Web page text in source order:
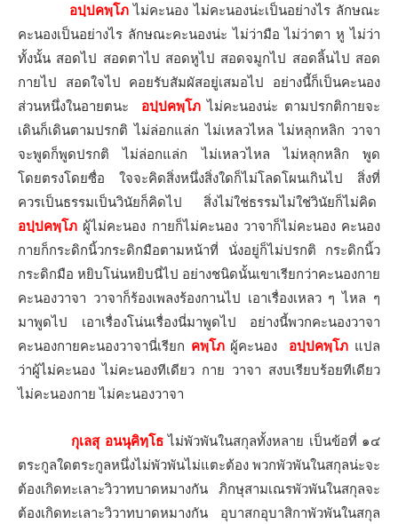
อปฺปคพฺโภไม่คะนอง ไม่คะนองน่ะเป็นอย่างไร ลักษณะ
คะนองเป็นอย่างไร ลักษณะคะนองน่ะ ไม่ว่ามือ ไม่ว่าตา หู ไม่ว่า
ทั้งนั้น สอดไป สอดตาไป สอดหูไป สอดจมูกไป สอดลิ้นไป สอด
กายไป สอดใจไป คอยรับสัมผัสอยู่เสมอไป อย่างนี้ก็เป็นคะนอง
ส่วนหนึ่งในอายตนะ อปฺปคพฺโภ ไม่คะนองน่ะ ตามปรกติกายจะ
เดินก็เดินตามปรกติ ไม่ล่อกแล่ก ไม่เหลวไหล ไม่หลุกหลิก วาจา
จะพูดก็พูดปรกติ ไม่ล่อกแล่ก ไม่เหลวไหล ไม่หลุกหลิก พูด
โดยตรงโดยซื่อ ใจจะคิดสิ่งหนึ่งสิ่งใดก็ไม่โลดโผนเกินไป สิ่งที่
ควรเป็นธรรมเป็นวินัยก็คิดไป สิ่งไม่ใช่ธรรมไม่ใช่วินัยก็ไม่คิด
อปฺปคพฺโภ ผู้ไม่คะนอง กายก็ไม่คะนอง วาจาก็ไม่คะนอง คะนอง
กายก็กระดิกนิ้วกระดิกมือตามหน้าที่ นั่งอยู่ก็ไม่ปรกติ กระดิกนิ้ว
กระดิกมือ หยิบโน่นหยิบนี่ไป อย่างชนิดนั้นเขาเรียกว่าคะนองกาย
คะนองวาจา วาจาก็ร้องเพลงร้องกานไป เอาเรื่องเหลว ๆ ไหล ๆ
มาพูดไป เอาเรื่องโน่นเรื่องนี่มาพูดไป อย่างนี้พวกคะนองวาจา
คะนองกายคะนองวาจานี่เรียก คพฺโภผู้คะนอง อปฺปคพฺโภ แปล
ว่าผู้ไม่คะนอง ไม่คะนองทีเดียว กาย วาจา สงบเรียบร้อยทีเดียว
ไม่คะนองกาย ไม่คะนองวาจา
กุเลสุ อนนุคิทฺโธไม่พัวพันในสกุลทั้งหลาย เป็นข้อที่ ๑๔
ตระกูลใดตระกูลหนึ่งไม่พัวพันไม่แตะต้อง พวกพัวพันในสกุลน่ะจะ
ต้องเกิดทะเลาะวิวาทบาดหมางกัน ภิกษุสามเณรพัวพันในสกุลจะ
ต้องเกิดทะเลาะวิวาทบาดหมางกัน อุบาสกอุบาสิกาพัวพันในสกุล